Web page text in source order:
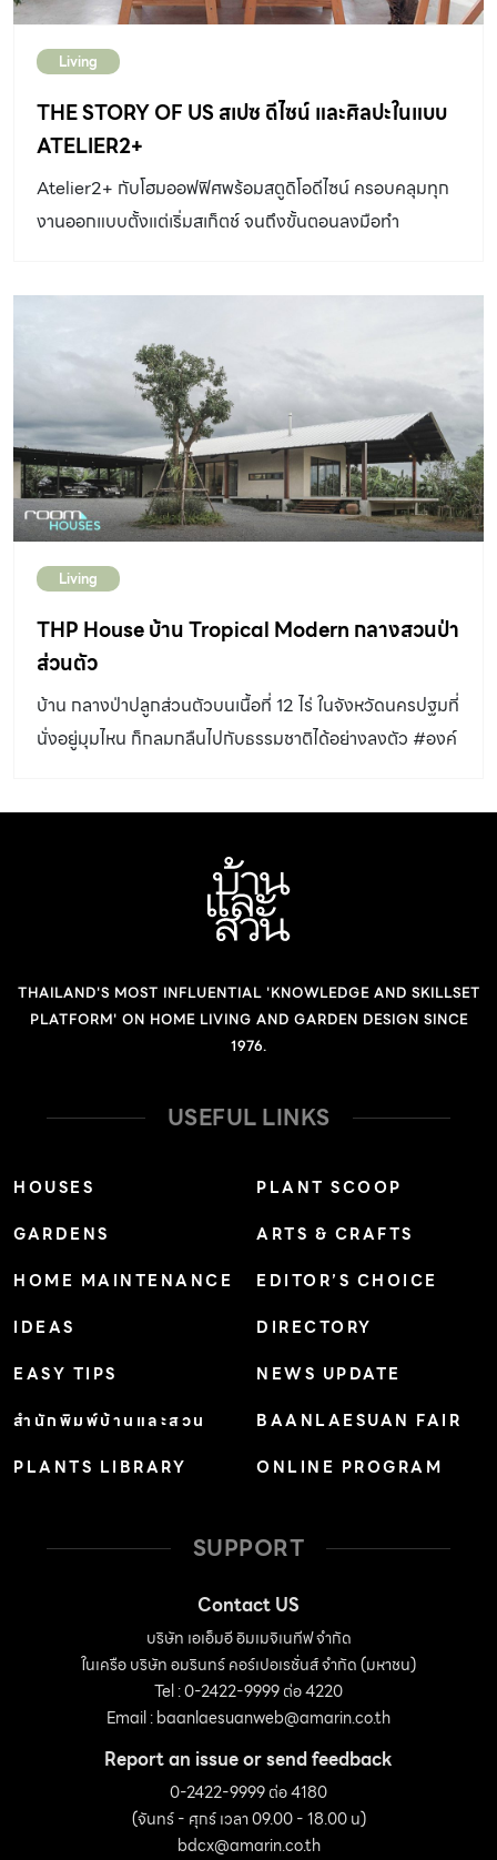
Living
THE STORY OF US สเปซ ดีไซน์ และศิลปะในแบบ
ATELIER2+
Atelier2+ กับโฮมออฟฟิศพร้อมสตูดิโอดีไซน์ ครอบคลุมทุก
งานออกแบบตั้งแต่เริ่มสเก็ตช์ จนถึงขั้นตอนลงมือทำ
Living
THP House บ้าน Tropical Modern กลางสวนป่า
ส่วนตัว
บ้าน กลางป่าปลูกส่วนตัวบนเนื้อที่ 12 ไร่ ในจังหวัดนครปฐมที่
นั่งอยู่มุมไหน ก็กลมกลืนไปกับธรรมชาติได้อย่างลงตัว #องค์
วิธีคิดแบบสมัยใหม่ แต่ใช้องค์ประกอบแบบบ้านพื้นถิ่นเข้ามา
ธรรมชาติโดยรอบอย่างลงตัว ไม่ว่าจะเป็นหน้าจั่วที่รับลม
ระบายความร้อนออกจากตัวบ้าน หรือชายคายื่นยาวที่กลาย
เป็นเฉลียง และชานบ้าน ที่ไม่เพียงเพิ่มพื้นที่กึ่งเอาต์ดอร์เท่านั้น
#เชื่อมโยงพื้นที่ด้วย Grey area พื้นที่กึ่งร่มกึ่งแดด รอบตัว
บ้านนั้น ทำหน้าที่เป็นพื้นที่เปลี่ยนผ่านจากภายในสู่ภายนอก
อาศัยสามารถเปิดรับวิวธรรมชาติของสวนโดยรอบได้ในทุก
เดียวกับผังเปิดและความเป็นส่วนตัวบ้านหลังนี้เป็นบ้านยกสูง
แต่ก็ยังเป็นบ้านชั้นเดียวในแนวราบ การสร้างให้เกิดพื้นที่ส่วน
แยกออกเป็น 2 หลัง โดยมีอาคารจอดรถติดกับห้องเก็บของ
และส่วนพักอาศัยขนาด 2 ห้องนอน 2 ห้องน้ำ นั้นจะแบ่งพื้นที่
ออกแบบเป็นผังเปิดแบบ Open Plan ทำให้สามารถจัดวาง
ความต่อเนื่องออกไปยังชานภายนอกได้อย่างยืดหยุ่น และเป็น
THAILAND'S MOST INFLUENTIAL 'KNOWLEDGE AND SKILLSET
PLATFORM' ON HOME LIVING AND GARDEN DESIGN SINCE
1976.
USEFUL LINKS
HOUSES
GARDENS
HOME MAINTENANCE
IDEAS
EASY TIPS
สำนักพิมพ์บ้านและสวน
PLANTS LIBRARY
PLANT SCOOP
ARTS & CRAFTS
EDITOR’S CHOICE
DIRECTORY
NEWS UPDATE
BAANLAESUAN FAIR
ONLINE PROGRAM
SUPPORT
Contact US
บริษัท เอเอ็มอี อิมเมจิเนทีฟ จำกัด
ในเครือ บริษัท อมรินทร์ คอร์เปอเรชั่นส์ จำกัด (มหาชน)
Tel : 0-2422-9999 ต่อ 4220
Email :baanlaesuanweb@amarin.co.th
Report an issue or send feedback
0-2422-9999 ต่อ 4180
(จันทร์ - ศุกร์ เวลา 09.00 - 18.00 น)
bdcx@amarin.co.th